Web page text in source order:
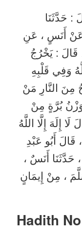
: حَدَّثَنَا
عَنْ أَنَسٍ ، عَنِ
قَالَ : يَخْرُجُ
وَفِي قَلْبِهِ
النَّارِ مَنْ
وَزْنُ بُرَّةٍ مِنْ
إِلَهَ إِلَّا اللَّهُ
أَبُو عَبْدِ
حَدَّثَنَا أَنَسٌ ،
، مِنْ إِيمَانٍ
Hadith